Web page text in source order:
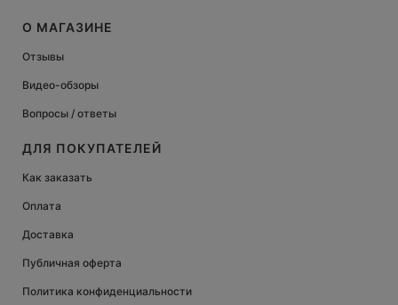
О МАГАЗИНЕ
Отзывы
Видео-обзоры
Вопросы / ответы
ДЛЯ ПОКУПАТЕЛЕЙ
Как заказать
Оплата
Доставка
Публичная оферта
Политика конфиденциальности